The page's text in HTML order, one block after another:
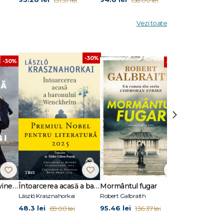
Vezi toate
-30%
Dansează când îți vine să plângi
-30%
Întoarcerea acasă a baronului Wenckheim
László Krasznahorkai
48.3 lei 69.00 lei
-30%
Mormântul fugar
Robert Galbraith
95.46 lei 136.37 lei
›